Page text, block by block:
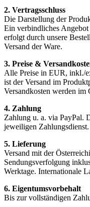
2. Vertragsschluss
Die Darstellung der
Ein verbindliches
erfolgt durch unsere
Versand der Ware.
3. Preise &
Alle Preise in EUR, inkl./
ist der Versand im
Versandkosten werden im
4. Zahlung
Zahlung u. a. via PayPal.
jeweiligen Zahlungsdienst.
5. Lieferung
Versand mit der
Sendungsverfolgung
Werktage. Internationale
6. Eigentumsvorbehalt
Bis zur vollständigen